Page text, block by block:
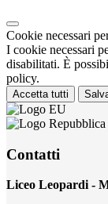
Cookie necessari
I cookie necessari
disabilitati. È
policy.
Accetta tutti
Contatti
Liceo Leopardi -